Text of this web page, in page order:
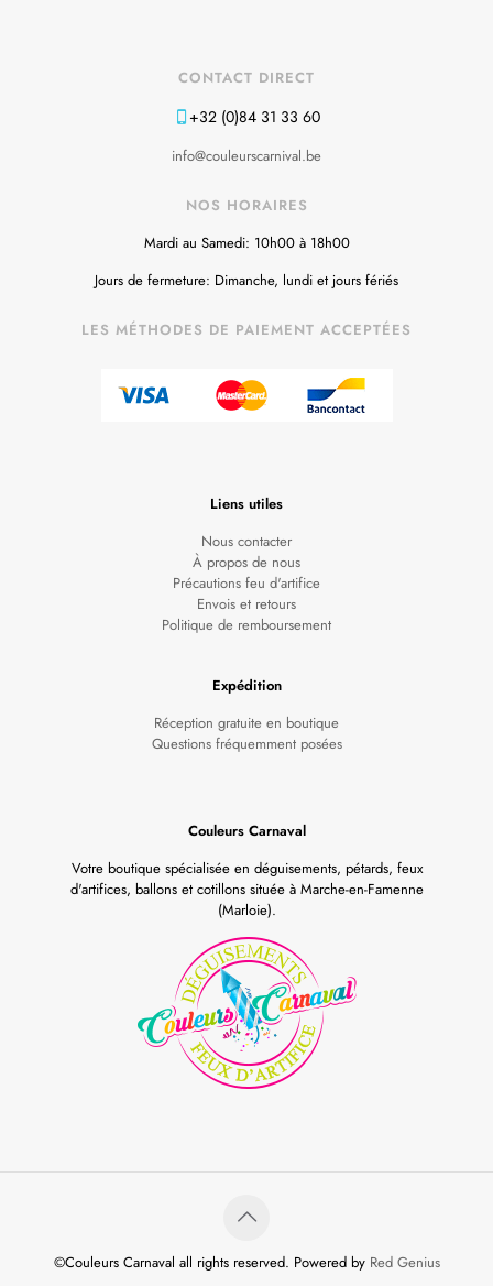
CONTACT DIRECT
+32 (0)84 31 33 60
info@couleurscarnival.be
NOS HORAIRES
Mardi au Samedi: 10h00 à 18h00
Jours de fermeture: Dimanche, lundi et jours fériés
LES MÉTHODES DE PAIEMENT ACCEPTÉES
Liens utiles
Nous contacter
À propos de nous
Précautions feu d'artifice
Envois et retours
Politique de remboursement
Expédition
Réception gratuite en boutique
Questions fréquemment posées
Couleurs Carnaval
Votre boutique spécialisée en déguisements, pétards, feux
d'artifices, ballons et cotillons située à Marche-en-Famenne
(Marloie).
©Couleurs Carnaval all rights reserved. Powered by Red Genius